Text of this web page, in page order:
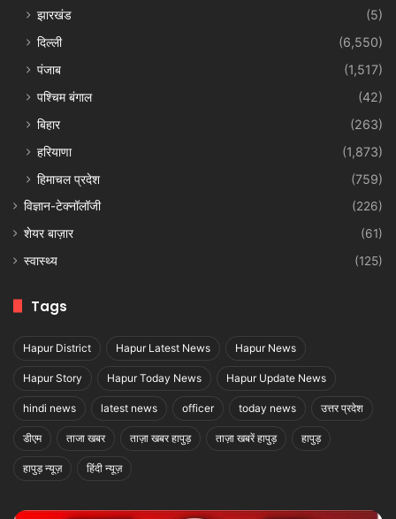
झारखंड
(5)
दिल्ली
(6,550)
पंजाब
(1,517)
पश्चिम बंगाल
(42)
बिहार
(263)
हरियाणा
(1,873)
हिमाचल प्रदेश
(759)
विज्ञान-टेक्नॉलॉजी
(226)
शेयर बाज़ार
(61)
स्वास्थ्य
(125)
Tags
Hapur District Hapur Latest News Hapur News
Hapur Story Hapur Today News Hapur Update News
hindi news latest news officer today news उत्तर प्रदेश
डीएम ताजा खबर ताज़ा खबर हापुड़ ताज़ा खबरें हापुड़ हापुड़
हापुड़ न्यूज़ हिंदी न्यूज़